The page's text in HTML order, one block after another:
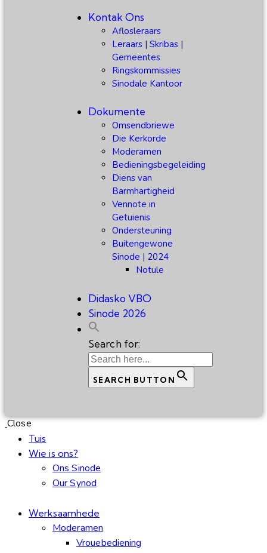
Kontak Ons
Aflosleraars
Leraars | Skribas |
Gemeentes
Ringskommissies
Sinodale Kantoor
Dokumente
Omsendbriewe
Die Kerkorde
Moderamen
Bedieningsbegeleiding
Diens van
Barmhartigheid
Vennote in
Getuienis
Ondersteuning
Buitengewone
Sinode | 2024
Notule
Didasko VBO
Sinode 2026
Search for:
SEARCH BUTTON
Close
Tuis
Wie is ons?
Ons Sinode
Our Synod
Werksaamhede
Moderamen
Vrouebediening